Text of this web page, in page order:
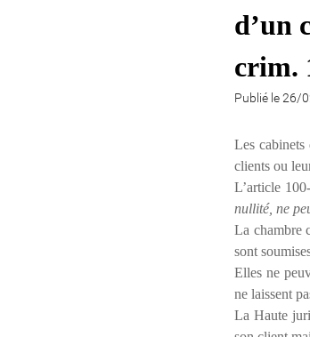
d’un
crim.
Publié le 26/
Les cabinets
clients ou
L’article
nullité, ne
La chambre
sont
Elles ne
ne laissent
La Haute